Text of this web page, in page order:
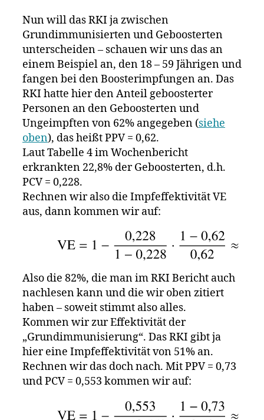
Nun will das RKI ja zwischen
Grundimmunisierten und Geboosterten
unterscheiden – schauen wir uns das an
einem Beispiel an, den 18 – 59 Jährigen und
fangen bei den Boosterimpfungen an. Das
RKI hatte hier den Anteil geboosterter
Personen an den Geboosterten und
Ungeimpften von 62% angegeben (siehe
oben), das heißt PPV = 0,62.
Laut Tabelle 4 im Wochenbericht
erkrankten 22,8% der Geboosterten, d.h.
PCV = 0,228.
Rechnen wir also die Impfeffektivität VE
aus, dann kommen wir auf:
Also die 82%, die man im RKI Bericht auch
nachlesen kann und die wir oben zitiert
haben – soweit stimmt also alles.
Kommen wir zur Effektivität der
„Grundimmunisierung“. Das RKI gibt ja
hier eine Impfeffektivität von 51% an.
Rechnen wir das doch nach. Mit PPV = 0,73
und PCV = 0,553 kommen wir auf: